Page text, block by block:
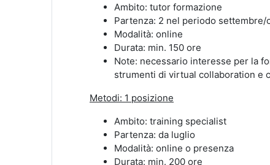
Ambito: tutor formazione
Partenza: 2 nel periodo
Modalità: online
Durata: min. 150 ore
Note: necessario interesse per la
strumenti di virtual collaboration e
Metodi: 1 posizione
Ambito: training specialist
Partenza: da luglio
Modalità: online o presenza
Durata: min. 200 ore